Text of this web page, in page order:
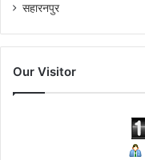
सहारनपुर
Our Visitor